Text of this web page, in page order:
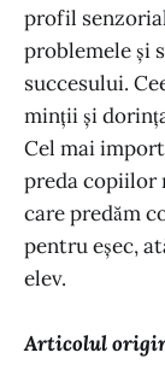
profil
problemele și
succesului.
minții și
Cel mai
preda copiilor
care predăm
pentru eșec,
elev.
Articolul